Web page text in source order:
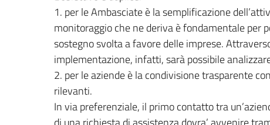
1. per le Ambasciate è la semplificazione
monitoraggio che ne deriva è fondamentale per
sostegno svolta a favore delle imprese.
implementazione, infatti, sarà possibile
2. per le aziende è la condivisione trasparente
rilevanti.
In via preferenziale, il primo contatto tra